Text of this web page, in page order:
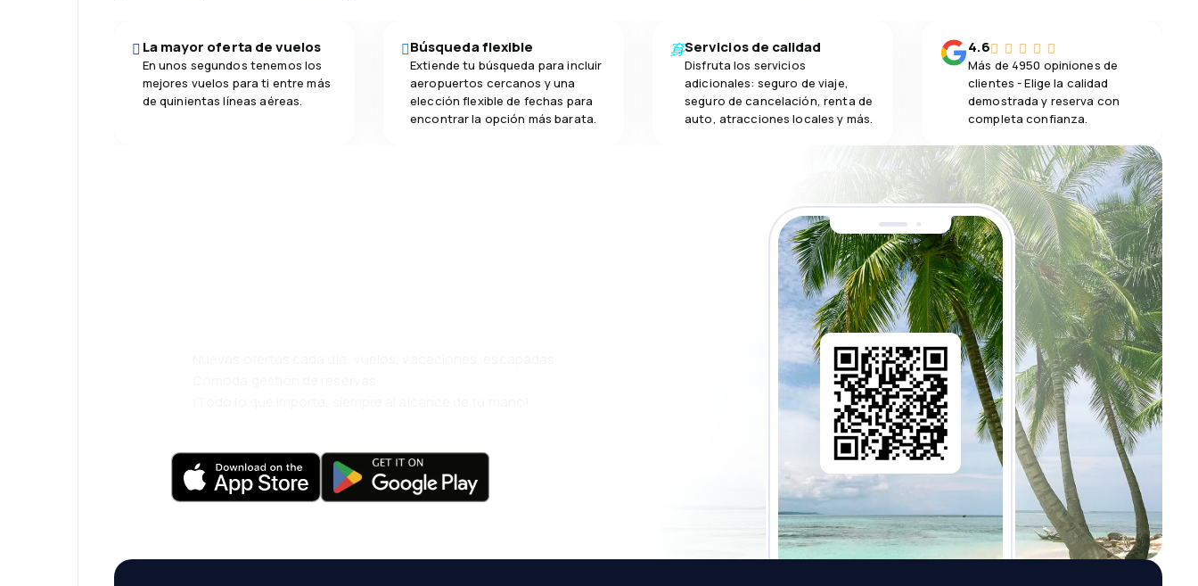
La mayor oferta de vuelos
En unos segundos tenemos los
mejores vuelos para ti entre más
de quinientas líneas aéreas.
Búsqueda flexible
Extiende tu búsqueda para incluir
aeropuertos cercanos y una
elección flexible de fechas para
encontrar la opción más barata.
Servicios de calidad
Disfruta los servicios
adicionales: seguro de viaje,
seguro de cancelación, renta de
auto, atracciones locales y más.
4.6
Más de 4950 opiniones de
clientes - Elige la calidad
demostrada y reserva con
completa confianza.